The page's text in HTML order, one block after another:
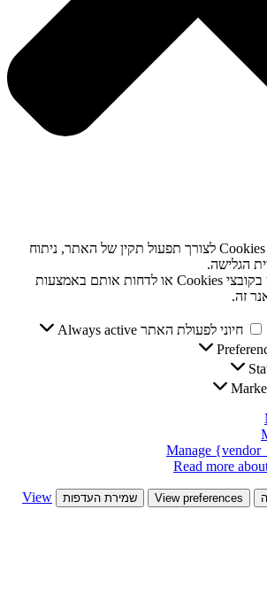
האתר משתמש בקובצי Cookies לצורך תפעול תקין של האתר, ניתוח
הגלישה.
ניתן לאשר את השימוש בקובצי Cookies או לדחות אותם באמצעות
זה.
חיוני לפעולת האתר Always active
Manage
Read more
View preferences שמירת העדפות
View